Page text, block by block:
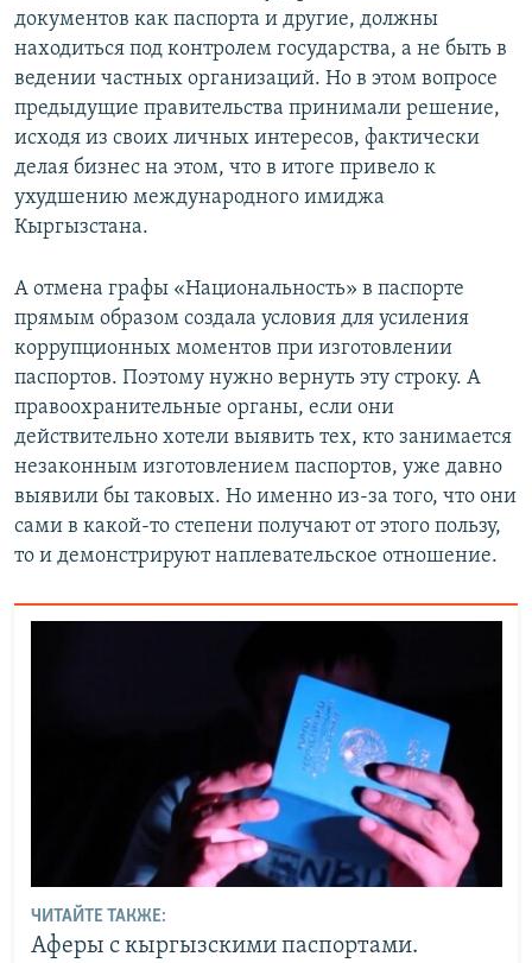
документов как паспорта и другие, должны
находиться под контролем государства, а не быть в
ведении частных организаций. Но в этом вопросе
предыдущие правительства принимали решение,
исходя из своих личных интересов, фактически
делая бизнес на этом, что в итоге привело к
ухудшению международного имиджа
Кыргызстана.
А отмена графы «Национальность» в паспорте
прямым образом создала условия для усиления
коррупционных моментов при изготовлении
паспортов. Поэтому нужно вернуть эту строку. А
правоохранительные органы, если они
действительно хотели выявить тех, кто занимается
незаконным изготовлением паспортов, уже давно
выявили бы таковых. Но именно из-за того, что они
сами в какой-то степени получают от этого пользу,
то и демонстрируют наплевательское отношение.
ЧИТАЙТЕ ТАКЖЕ:
Аферы с кыргызскими паспортами.